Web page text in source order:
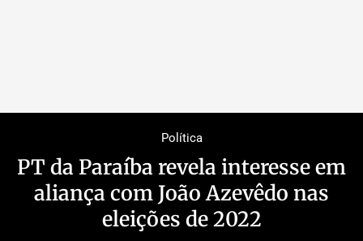
Política
PT da Paraíba revela interesse em
aliança com João Azevêdo nas
eleições de 2022